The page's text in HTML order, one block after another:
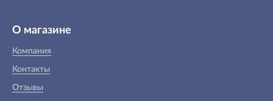
О магазине
Компания
Контакты
Отзывы